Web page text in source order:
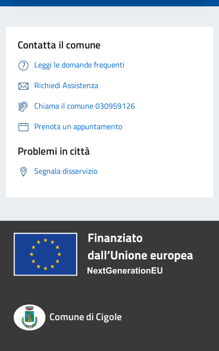
Contatta il comune
Leggi le domande frequenti
Richiedi Assistenza
Chiama il comune 030959126
Prenota un appuntamento
Problemi in città
Segnala disservizio
Comune di Cigole